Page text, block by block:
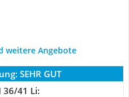
weitere Angebote
SEHR GUT
36/41 Li: